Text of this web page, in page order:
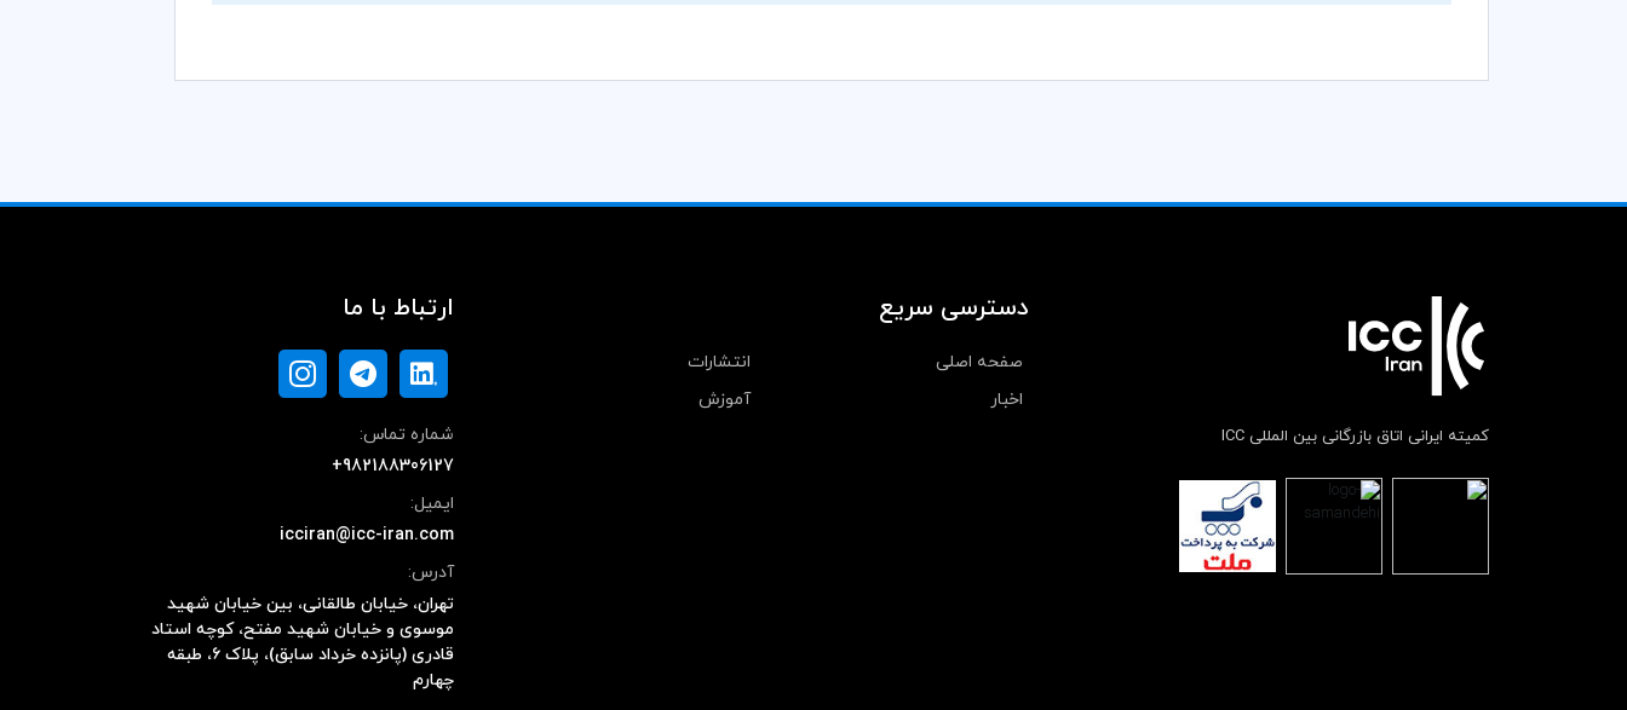
کمیته ایرانی اتاق بازرگانی بین المللی ICC
دسترسی سریع
صفحه اصلی
انتشارات
اخبار
آموزش
ارتباط با ما
شماره تماس:
+982188306127
ایمیل:
icciran@icc-iran.com
آدرس:
تهران، خیابان طالقانی، بین خیابان شهید
موسوی و خیابان شهید مفتح، کوچه استاد
قادری (پانزده خرداد سابق)، پلاک ۶، طبقه
چهارم